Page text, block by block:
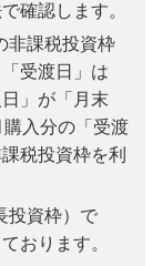
確認します。
非課税投資枠
受渡日」は
」が「月末
入分の「受渡
税投資枠を利
投資枠）で
おります。